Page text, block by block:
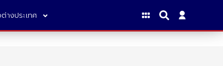
ต่างประเทศ